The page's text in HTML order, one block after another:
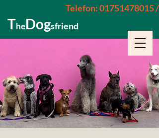
TheDogsfriend
Telefon: 01751478015 /